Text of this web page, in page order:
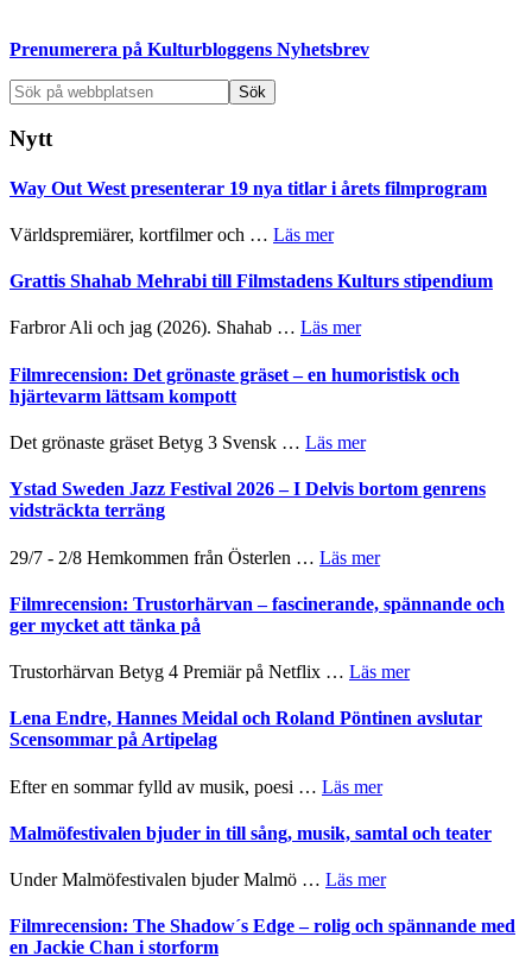
Prenumerera på Kulturbloggens Nyhetsbrev
Sök
på
webbplatsen
Nytt
Way Out West presenterar 19 nya titlar i årets filmprogram
Världspremiärer, kortfilmer och … Läs merom
Out
19
titlar
filmprogram
Grattis Shahab Mehrabi till Filmstadens Kulturs stipendium
Farbror Ali och jag (2026). Shahab … Läs merom
Shahab
Kulturs
Filmrecension: Det grönaste gräset – en humoristisk och
hjärtevarm lättsam kompott
Det grönaste gräset Betyg 3 Svensk … Läs merom
Det
grönaste
en
och
kompott
Ystad Sweden Jazz Festival 2026 – I Delvis bortom genrens
vidsträckta terräng
29/7 - 2/8 Hemkommen från Österlen … Läs merom
Sweden
Jazz
–
I
Delvis
vidsträckta
Filmrecension: Trustorhärvan – fascinerande, spännande och
ger mycket att tänka på
Trustorhärvan Betyg 4 Premiär på Netflix … Läs merom
Trustorhärvan
mycket
Lena Endre, Hannes Meidal och Roland Pöntinen avslutar
Scensommar på Artipelag
Efter en sommar fylld av musik, poesi … Läs merom
Endre,
och
Pöntinen
Malmöfestivalen bjuder in till sång, musik, samtal och teater
Under Malmöfestivalen bjuder Malmö … Läs merom
bjuder
in
Filmrecension: The Shadow´s Edge – rolig och spännande med
en Jackie Chan i storform